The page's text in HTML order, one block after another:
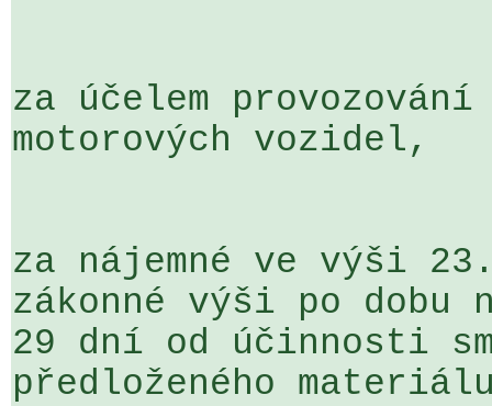
za účelem
motorových vozidel,
za nájemné ve výši
zákonné výši po
29 dní od účinnosti
předloženého